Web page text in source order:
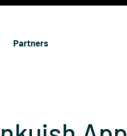
Partners